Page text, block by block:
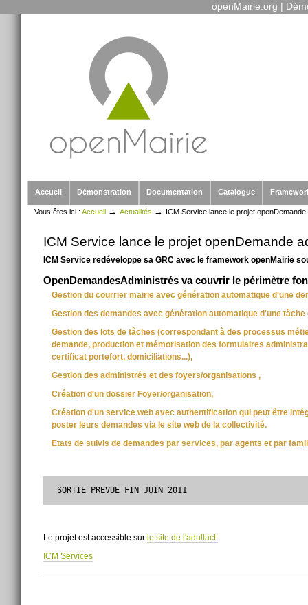
openMairie.org |
Accueil
Démonstration Documentation Catalogue
Vous êtes ici : Accueil → Actualités → ICM Service lance le projet
ICM Service lance le projet openDemande
ICM Service redéveloppe sa GRC avec le framework openMairie
OpenDemandesAdministrés va couvrir le périmètre
Gestion du courrier mairie avec génération automatique d'une
Gestion des demandes avec génération automatique d'une
Gestion des lots de tâches (correspondant à des processus
demande, production et mémorisation des formulaires
certificat portefort, domiciliations...),
Gestion des administrés et des foyers/organisations ,
Création d'un dossier Foyer/organisation,
Création d'un service web avec authentification qui peut être
poster leurs demandes via le site web de la collectivité.
Etats de suivis de demandes par services, par agents et par
Le projet est accessible surle site de l'adullact
ICM Services